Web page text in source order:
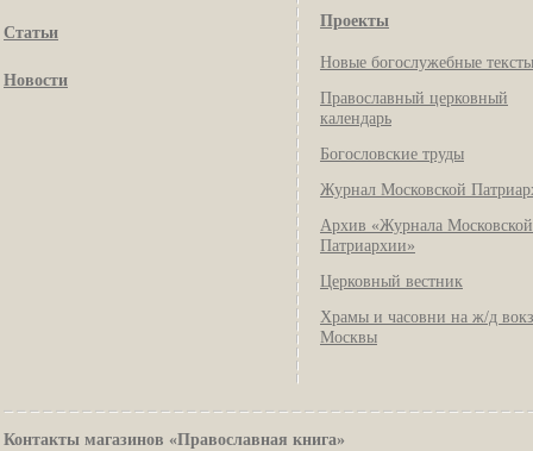
Статьи
Новости
Проекты
Новые богослужебные тексты
Православный церковный
календарь
Богословские труды
Журнал Московской
Архив «Журнала Московской
Патриархии»
Церковный вестник
Храмы и часовни на ж/д
Москвы
Контакты магазинов «Православная книга»